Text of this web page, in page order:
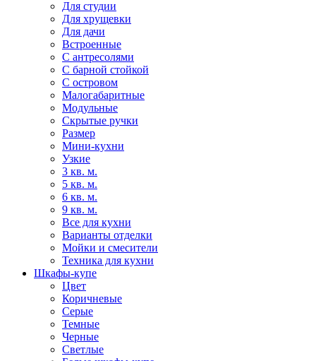
Для студии
Для хрущевки
Для дачи
Встроенные
С антресолями
С барной стойкой
С островом
Малогабаритные
Модульные
Скрытые ручки
Размер
Мини-кухни
Узкие
3 кв. м.
5 кв. м.
6 кв. м.
9 кв. м.
Все для кухни
Варианты отделки
Мойки и смесители
Техника для кухни
Шкафы-купе
Цвет
Коричневые
Серые
Темные
Черные
Светлые